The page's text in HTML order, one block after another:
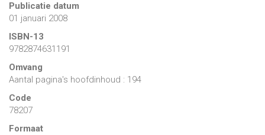
Publicatie datum
01 januari 2008
ISBN-13
9782874631191
Omvang
Aantal pagina's hoofdinhoud : 194
Code
78207
Formaat